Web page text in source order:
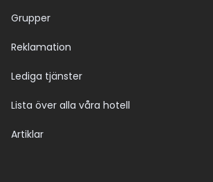
Grupper
Reklamation
Lediga tjänster
Lista över alla våra hotell
Artiklar